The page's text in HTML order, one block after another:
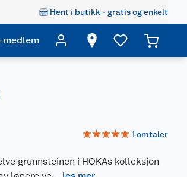
Hent i butikk - gratis og enkelt
medlem
☆☆☆☆☆ 1 omtaler
grunnsteinen i HOKAs kolleksjon